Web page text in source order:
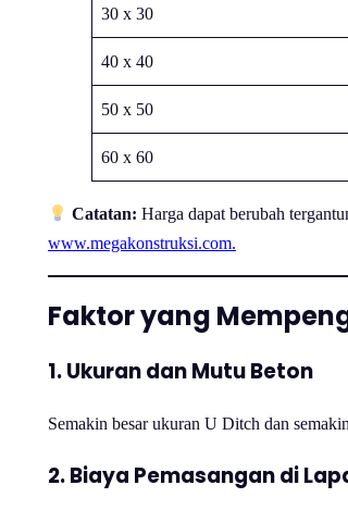
30 x 30
40 x 40
50 x 50
60 x 60
Catatan: Harga dapat berubah
www.megakonstruksi.com.
Faktor yang
1. Ukuran dan Mutu Beton
Semakin besar ukuran U Ditch dan
2. Biaya Pemasangan di